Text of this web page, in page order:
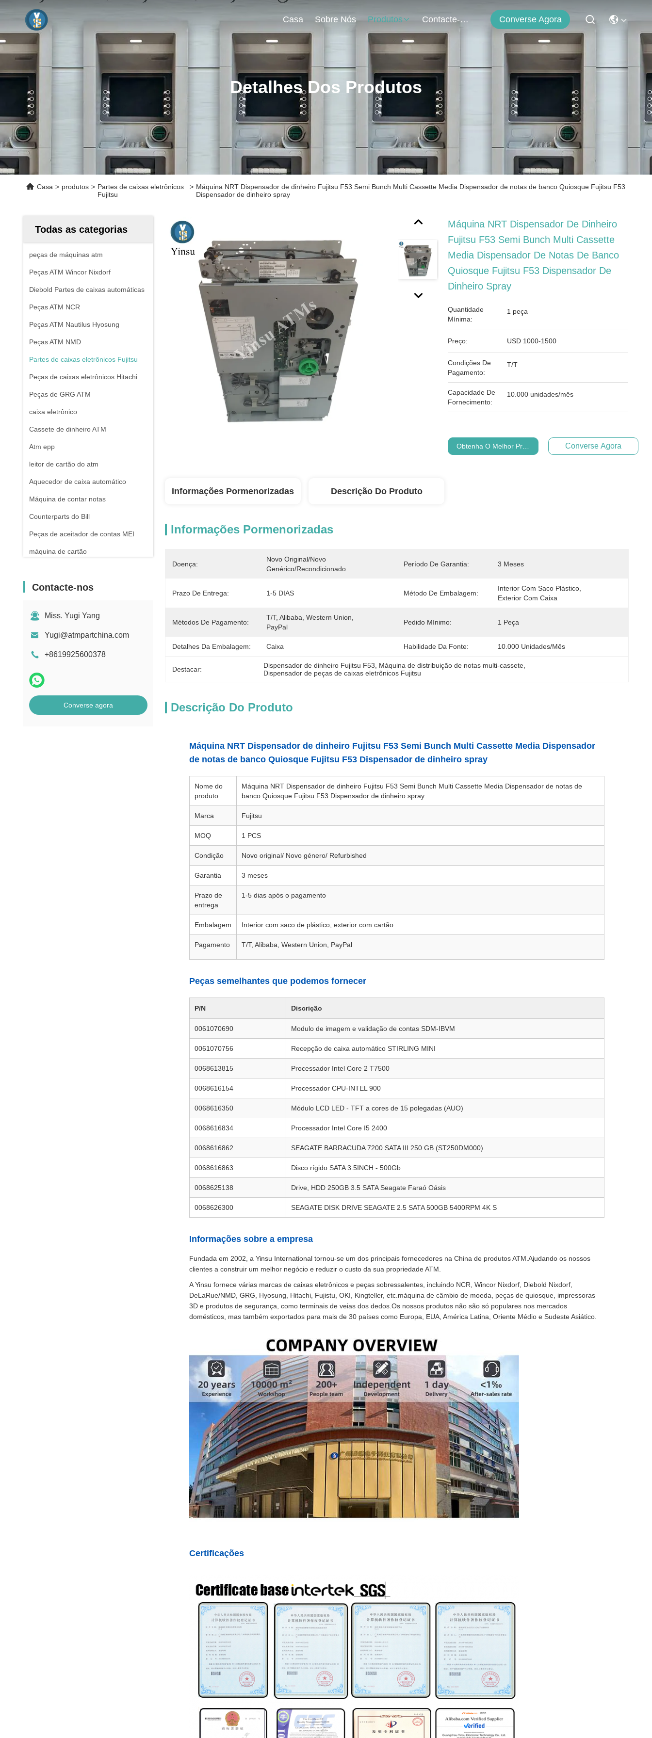
Casa Sobre Nós Produtos Contacte-Nos Converse Agora
Detalhes Dos Produtos
Casa > produtos > Partes de caixas eletrônicos
Fujitsu
> Máquina NRT Dispensador de dinheiro Fujitsu F53 Semi Bunch Multi Cassette Media Dispensador de notas de banco Quiosque Fujitsu F53
Dispensador de dinheiro spray
Todas as categorias
peças de máquinas atm
Peças ATM Wincor Nixdorf
Diebold Partes de caixas automáticas
Peças ATM NCR
Peças ATM Nautilus Hyosung
Peças ATM NMD
Partes de caixas eletrônicos Fujitsu
Peças de caixas eletrônicos Hitachi
Peças de GRG ATM
caixa eletrônico
Cassete de dinheiro ATM
Atm epp
leitor de cartão do atm
Aquecedor de caixa automático
Máquina de contar notas
Counterparts do Bill
Peças de aceitador de contas MEI
máquina de cartão
Contacte-nos
Miss. Yugi Yang
Yugi@atmpartchina.com
+8619925600378
Converse agora
Máquina NRT Dispensador De Dinheiro
Fujitsu F53 Semi Bunch Multi Cassette
Media Dispensador De Notas De Banco
Quiosque Fujitsu F53 Dispensador De
Dinheiro Spray
Quantidade
Mínima:
1 peça
Preço: USD 1000-1500
Condições De
Pagamento:
T/T
Capacidade De
Fornecimento:
10.000 unidades/mês
Obtenha O Melhor Preço Converse Agora
Informações Pormenorizadas Descrição Do Produto
Informações Pormenorizadas
Doença:
Novo Original/Novo
Genérico/Recondicionado
Período De Garantia: 3 Meses
Prazo De Entrega: 1-5 DIAS Método De Embalagem:
Interior Com Saco Plástico,
Exterior Com Caixa
Métodos De Pagamento:
T/T, Alibaba, Western Union,
PayPal
Pedido Mínimo: 1 Peça
Detalhes Da Embalagem: Caixa Habilidade Da Fonte: 10.000 Unidades/mês
Destacar: Dispensador de dinheiro Fujitsu F53 Máquina de distribuição de notas multi-cassete
Dispensador de peças de caixas eletrônicos Fujitsu
Descrição Do Produto
Máquina NRT Dispensador de dinheiro Fujitsu F53 Semi Bunch Multi Cassette Media Dispensador
de notas de banco Quiosque Fujitsu F53 Dispensador de dinheiro spray
Nome do
produto
Máquina NRT Dispensador de dinheiro Fujitsu F53 Semi Bunch Multi Cassette Media Dispensador de notas de
banco Quiosque Fujitsu F53 Dispensador de dinheiro spray
Marca Fujitsu
MOQ 1 PCS
Condição Novo original/ Novo género/ Refurbished
Garantia 3 meses
Prazo de
entrega
1-5 dias após o pagamento
Embalagem Interior com saco de plástico, exterior com cartão
Pagamento T/T, Alibaba, Western Union, PayPal
Peças semelhantes que podemos fornecer
P/N Discrição
0061070690 Modulo de imagem e validação de contas SDM-IBVM
0061070756 Recepção de caixa automático STIRLING MINI
0068613815 Processador Intel Core 2 T7500
0068616154 Processador CPU-INTEL 900
0068616350 Módulo LCD LED - TFT a cores de 15 polegadas (AUO)
0068616834 Processador Intel Core I5 2400
0068616862 SEAGATE BARRACUDA 7200 SATA III 250 GB (ST250DM000)
0068616863 Disco rígido SATA 3.5INCH - 500Gb
0068625138 Drive, HDD 250GB 3.5 SATA Seagate Faraó Oásis
0068626300 SEAGATE DISK DRIVE SEAGATE 2.5 SATA 500GB 5400RPM 4K S
Informações sobre a empresa
Fundada em 2002, a Yinsu International tornou-se um dos principais fornecedores na China de produtos ATM.Ajudando os nossos
clientes a construir um melhor negócio e reduzir o custo da sua propriedade ATM.
A Yinsu fornece várias marcas de caixas eletrônicos e peças sobressalentes, incluindo NCR, Wincor Nixdorf, Diebold Nixdorf,
DeLaRue/NMD, GRG, Hyosung, Hitachi, Fujistu, OKI, Kingteller, etc.máquina de câmbio de moeda, peças de quiosque, impressoras
3D e produtos de segurança, como terminais de veias dos dedos.Os nossos produtos não são só populares nos mercados
domésticos, mas também exportados para mais de 30 países como Europa, EUA, América Latina, Oriente Médio e Sudeste Asiático.
Certificações